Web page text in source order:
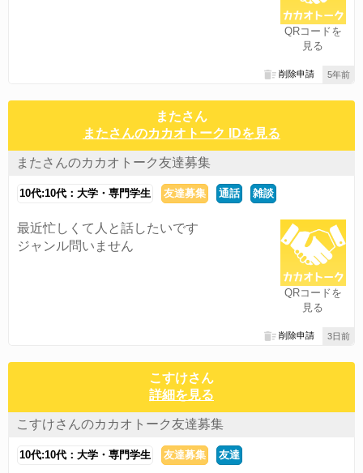
QRコードを
見る
5年前
削除申請
またさん
またさんのカカオトーク IDを見る
またさんのカカオトーク友達募集
10代:10代：大学・専門学生 友達募集 通話 雑談
QRコードを
見る
最近忙しくて人と話したいです
ジャンル問いません
3日前
削除申請
こすけさん
詳細を見る
こすけさんのカカオトーク友達募集
10代:10代：大学・専門学生 友達募集 友達